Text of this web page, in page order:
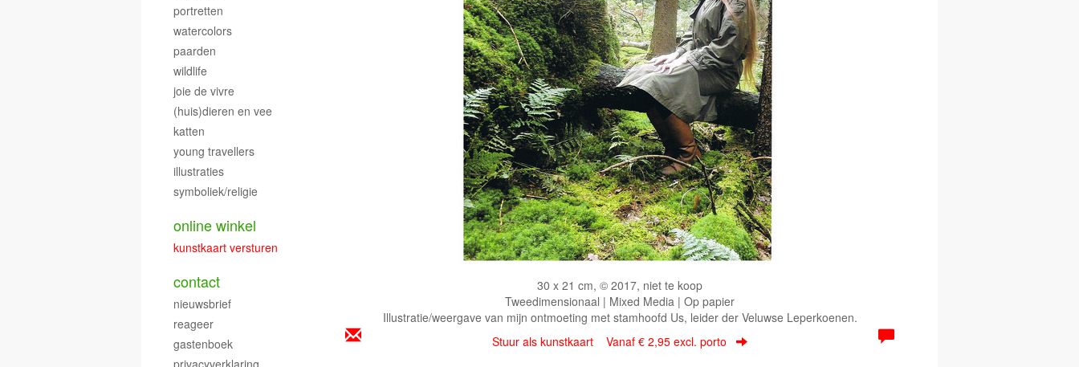
30 x 21 cm, © 2017, niet te koop
Tweedimensionaal | Mixed Media | Op papier
Illustratie/weergave van mijn ontmoeting met stamhoofd Us, leider der Veluwse Leperkoenen.
Stuur als kunstkaart Vanaf € 2,95 excl. porto
portretten
watercolors
paarden
wildlife
joie de vivre
(huis)dieren en vee
katten
young travellers
illustraties
symboliek/religie
online winkel
kunstkaart versturen
contact
nieuwsbrief
reageer
gastenboek
privacyverklaring